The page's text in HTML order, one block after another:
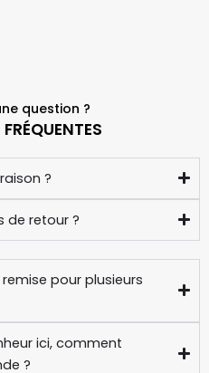
question ?
?
de retour ?
pour plusieurs
ici, comment
?